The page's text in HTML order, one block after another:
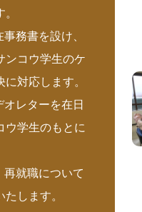
務書を設け、
ンコウ学生のケ
対応します。
レターを在日
ウ学生のもとに
就職について
します。